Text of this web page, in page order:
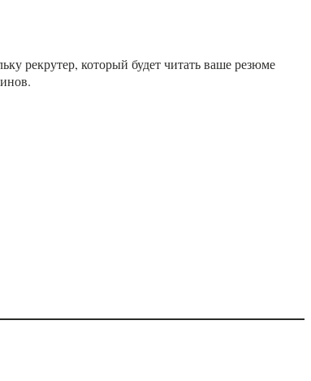
рекрутер, который будет читать ваше резюме